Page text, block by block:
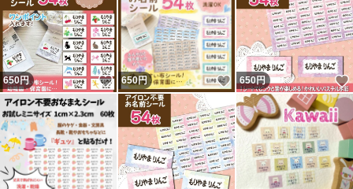
650円 いいね！
650円 いいね！
650円